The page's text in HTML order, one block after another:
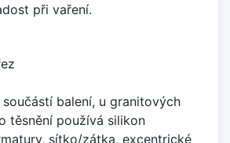
při vaření.
součástí balení, u granitových
těsnění používá silikon
sítko/zátka, excentrické